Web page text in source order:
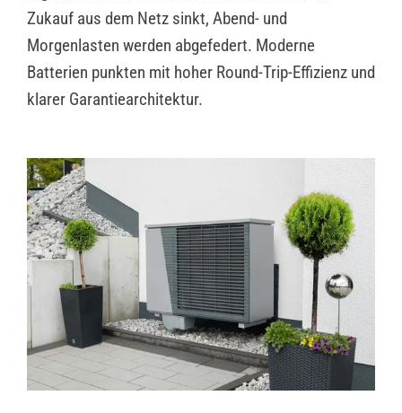
Zukauf aus dem Netz sinkt, Abend- und
Morgenlasten werden abgefedert. Moderne
Batterien punkten mit hoher Round-Trip-Effizienz und
klarer Garantiearchitektur.